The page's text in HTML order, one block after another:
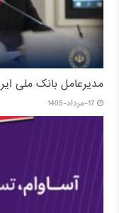
مدیرعامل بانک ملی
17-مرداد-1405